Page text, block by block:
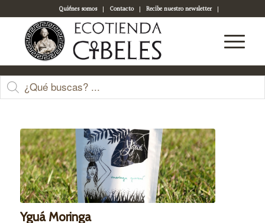
Quiénes somos Contacto
Recibe nuestro newsletter
Acceso a tu cuenta
Últimas entradas
Yguá Moringa